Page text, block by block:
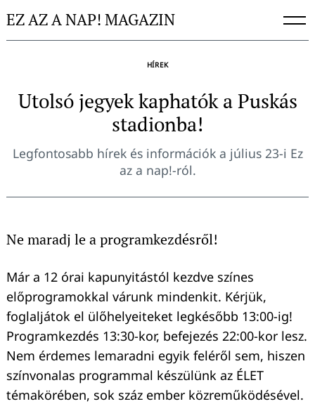
toEZ AZ A NAP! MAGAZIN
HÍREK
Utolsó jegyek kaphatók a Puskás
stadionba!
Legfontosabb hírek és információk a július 23-i Ez
az a nap!-ról.
Ne maradj le a programkezdésről!
Már a 12 órai kapunyitástól kezdve színes
előprogramokkal várunk mindenkit. Kérjük,
foglaljátok el ülőhelyeiteket legkésőbb 13:00-ig!
Programkezdés 13:30-kor, befejezés 22:00-kor lesz.
Nem érdemes lemaradni egyik feléről sem, hiszen
színvonalas programmal készülünk az ÉLET
témakörében, sok száz ember közreműködésével.